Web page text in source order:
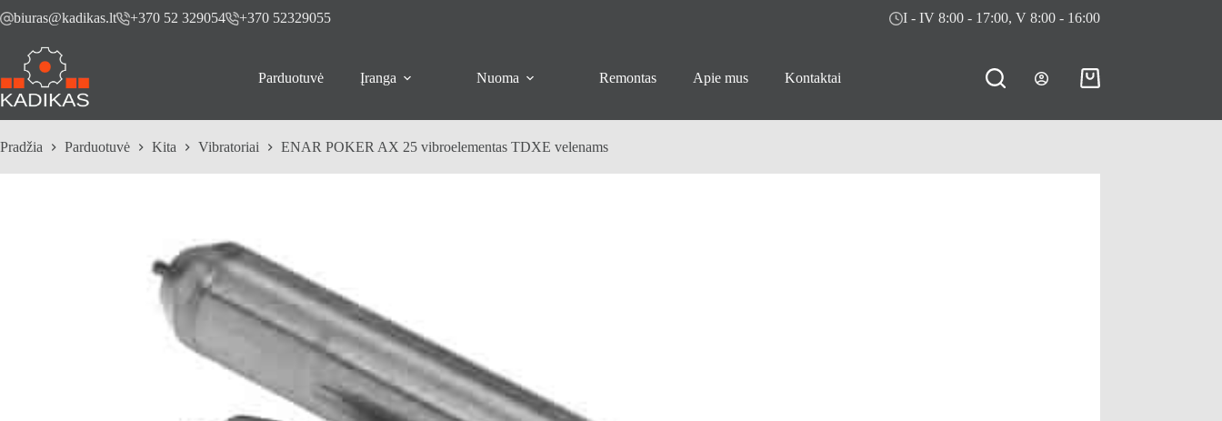
to biuras@kadikas.lt +370 52 329054 +370 52329055 I - IV 8:00 - 17:00, V 8:00 - 16:00
Parduotuvė Įranga Nuoma Remontas Apie mus Kontaktai
Pirkinių
Pradžia Parduotuvė Kita Vibratoriai ENAR POKER AX 25 vibroelementas TDXE velenams